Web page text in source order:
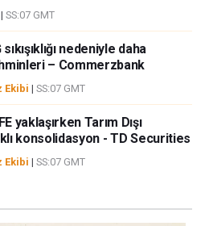
| SS:07 GMT
nedeniyle daha
– Commerzbank
Ekibi | SS:07 GMT
yaklaşırken Tarım Dışı
konsolidasyon - TD Securities
Ekibi | SS:07 GMT